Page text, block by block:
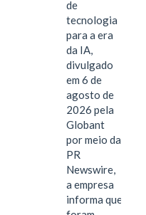
de
tecnologia
para a era
da IA,
divulgado
em 6 de
agosto de
2026 pela
Globant
por meio da
PR
Newswire,
a empresa
informa que